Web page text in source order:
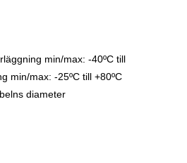
min/max: -40ºC till
min/max: -25ºC till +80ºC
diameter